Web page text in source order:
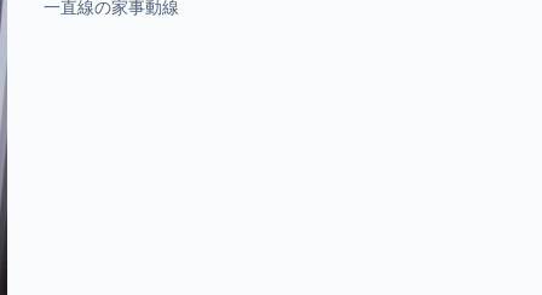
一直線の家事動線